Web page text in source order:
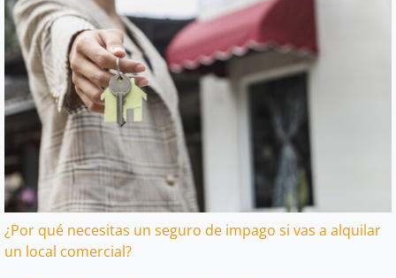
¿Por qué necesitas un seguro de impago si vas a alquilar
un local comercial?